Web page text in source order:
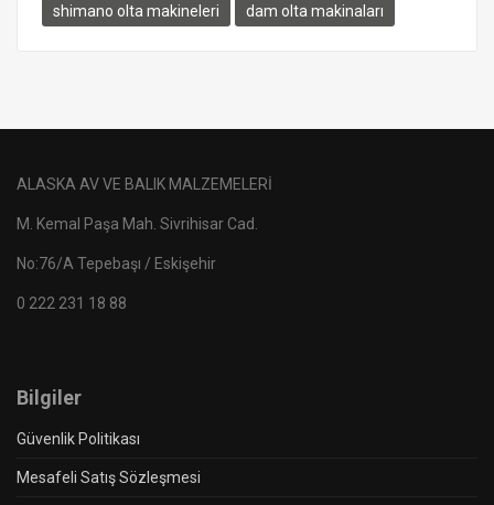
shimano olta makineleri
dam olta makinaları
ALASKA AV VE BALIK MALZEMELERİ
M. Kemal Paşa Mah. Sivrihisar Cad.
No:76/A Tepebaşı / Eskişehir
0 222 231 18 88
Bilgiler
Güvenlik Politikası
Mesafeli Satış Sözleşmesi